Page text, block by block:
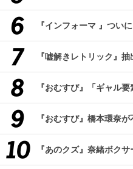
『インフォーマ 』つい
『嘘解きレトリック』
『おむすび』「ギャル
『おむすび』橋本環奈
『あのクズ』奈緒ボク